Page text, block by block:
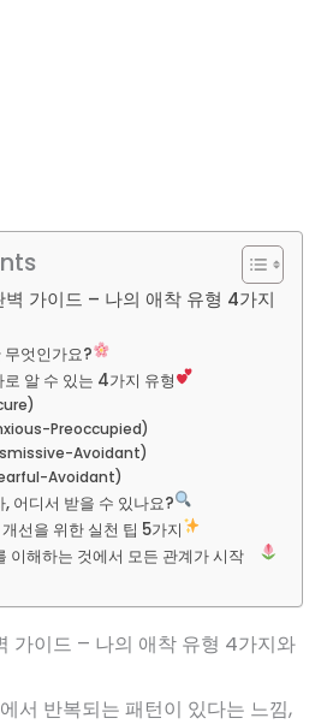
가이드 – 나의 애착 유형 4가지
엇인가요?
알 수 있는 4가지 유형
Preoccupied)
Avoidant)
Avoidant)
어디서 받을 수 있나요?
선을 위한 실천 팁 5가지
이해하는 것에서 모든 관계가 시작
가이드 – 나의 애착 유형 4가지와
서 반복되는 패턴이 있다는 느낌,